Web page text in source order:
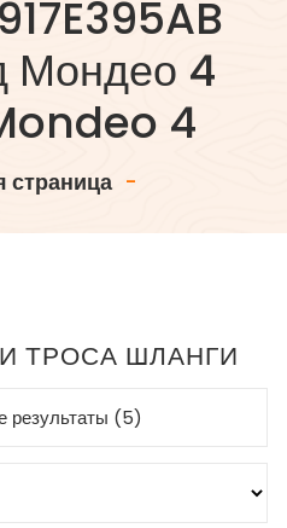
Мондео 4
4
страница-
ТРОСА ШЛАНГИ
результаты (5)